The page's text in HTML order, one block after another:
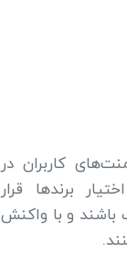
کاربران در
برندها قرار
باشند و با واکنش